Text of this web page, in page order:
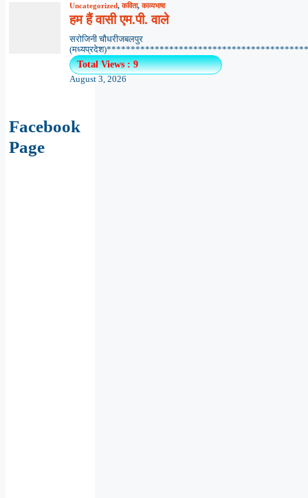
Uncategorized,कविता,काव्यभाषा
हम हैं वासी एम.पी. वाले
सरोजिनी चौधरीजबलपुर
Total Views : 9
August 3, 2026
Facebook
Page